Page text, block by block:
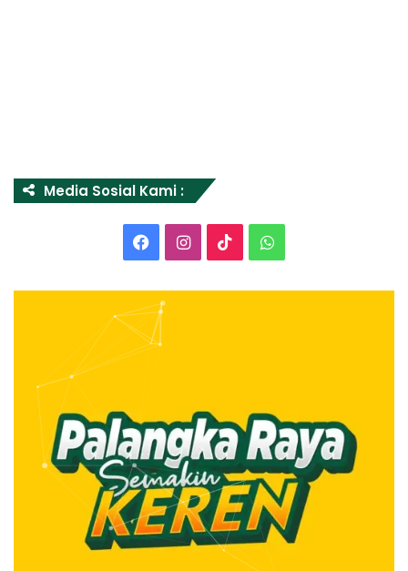
Media Sosial Kami :
FacebookInstagram
TikTokWhatsApp